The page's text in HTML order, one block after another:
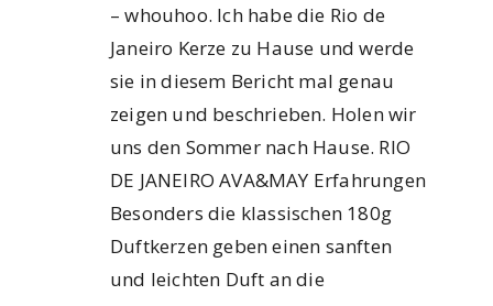
– whouhoo. Ich habe die Rio de
Janeiro Kerze zu Hause und werde
sie in diesem Bericht mal genau
zeigen und beschrieben. Holen wir
uns den Sommer nach Hause. RIO
DE JANEIRO AVA&MAY Erfahrungen
Besonders die klassischen 180g
Duftkerzen geben einen sanften
und leichten Duft an die